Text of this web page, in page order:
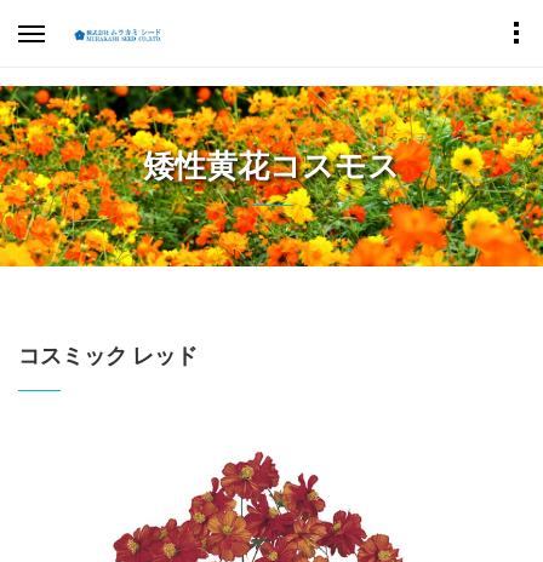
矮性黄花コスモス
コスミック レッド